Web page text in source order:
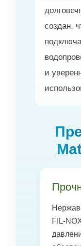
создан,
и
FIL-